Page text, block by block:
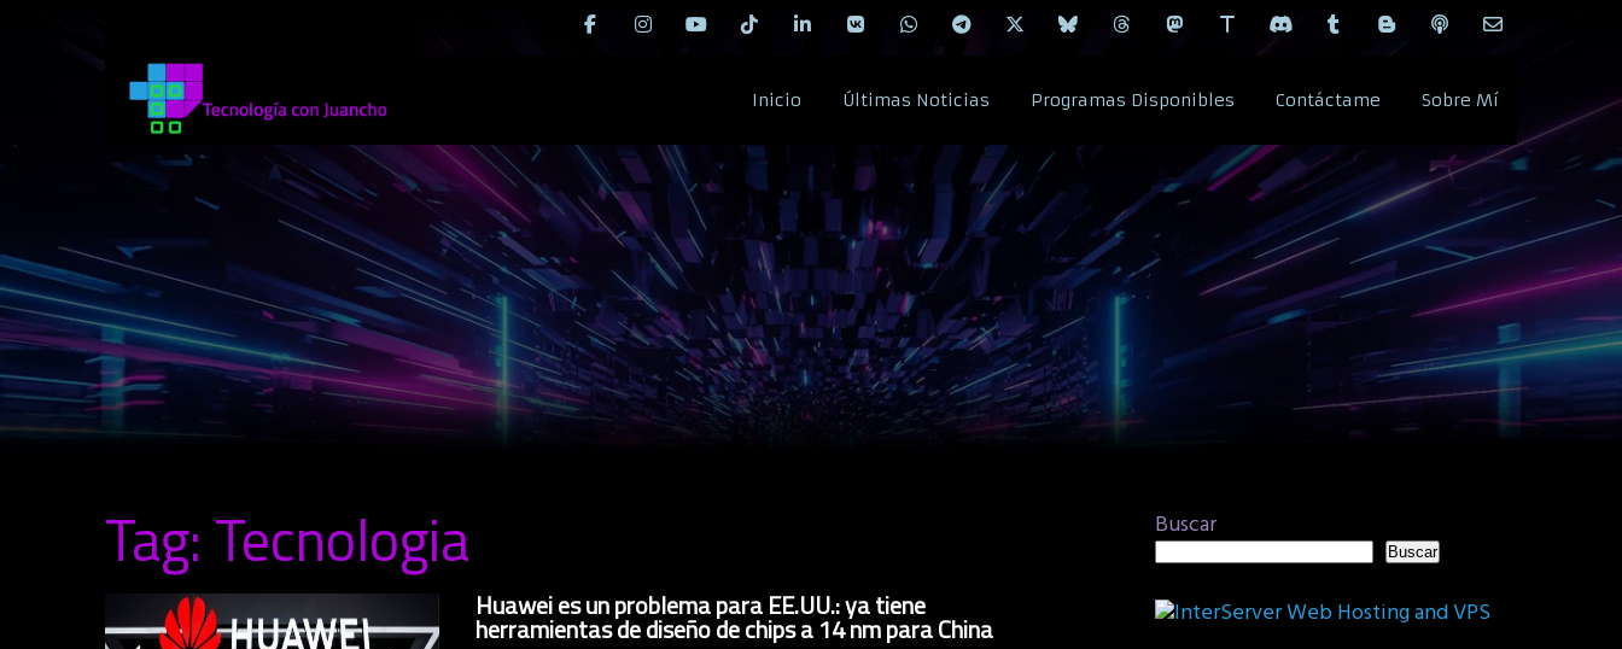
Inicio Últimas Noticias Programas Disponibles Contáctame Sobre Mí
Tag: Tecnologia
Huawei es un problema para EE.UU.: ya tiene
herramientas de diseño de chips a 14 nm para China
Buscar
Buscar